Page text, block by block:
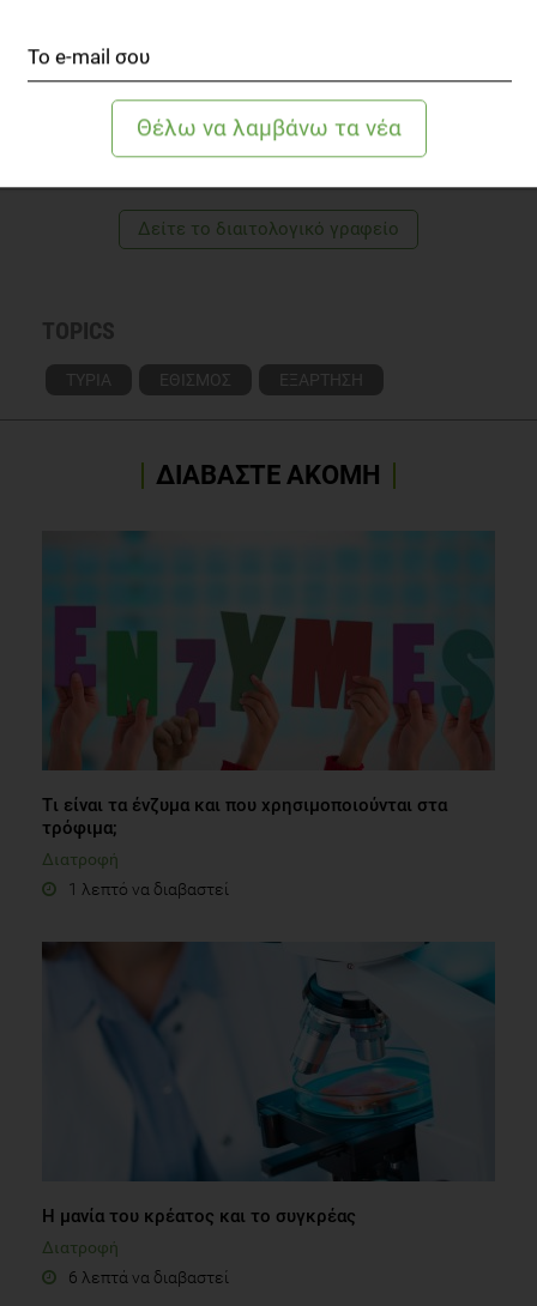
https://en.wikipedia.org/wiki/Cheese
Ψυχολογίας
Διαιτολογικό γραφείο στον Πειραιά.
Γνωρίστε την αρθογράφο
Δείτε το διαιτολογικό γραφείο
TOPICS
ΤΥΡΙΑ ΕΘΙΣΜΟΣ ΕΞΑΡΤΗΣΗ
ΔΙΑΒΑΣΤΕ ΑΚΟΜΗ
Tι είναι τα ένζυμα και που χρησιμοποιούνται στα
τρόφιμα;
Διατροφή
1 λεπτό να διαβαστεί
Η μανία του κρέατος και το συγκρέας
Διατροφή
6 λεπτά να διαβαστεί